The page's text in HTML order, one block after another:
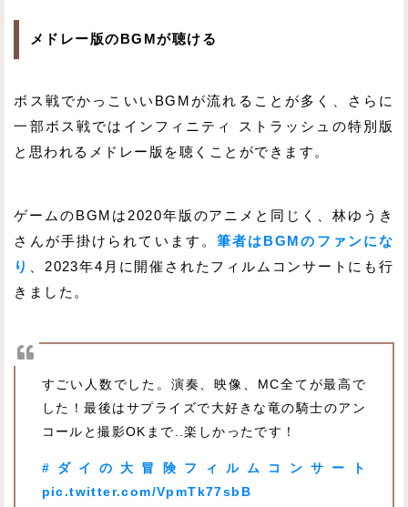
メドレー版のBGMが聴ける
ボス戦でかっこいいBGMが流れることが多く、さらに
一部ボス戦ではインフィニティ ストラッシュの特別版
と思われるメドレー版を聴くことができます。
ゲームのBGMは2020年版のアニメと同じく、林ゆうき
さんが手掛けられています。筆者はBGMのファンにな
り
、2023年4月に開催されたフィルムコンサートにも行
きました。
すごい人数でした。演奏、映像、MC全てが最高で
した！最後はサプライズで大好きな竜の騎士のアン
コールと撮影OKまで..楽しかったです！
#ダイの大冒険フィルムコンサート
pic.twitter.com/VpmTk77sbB